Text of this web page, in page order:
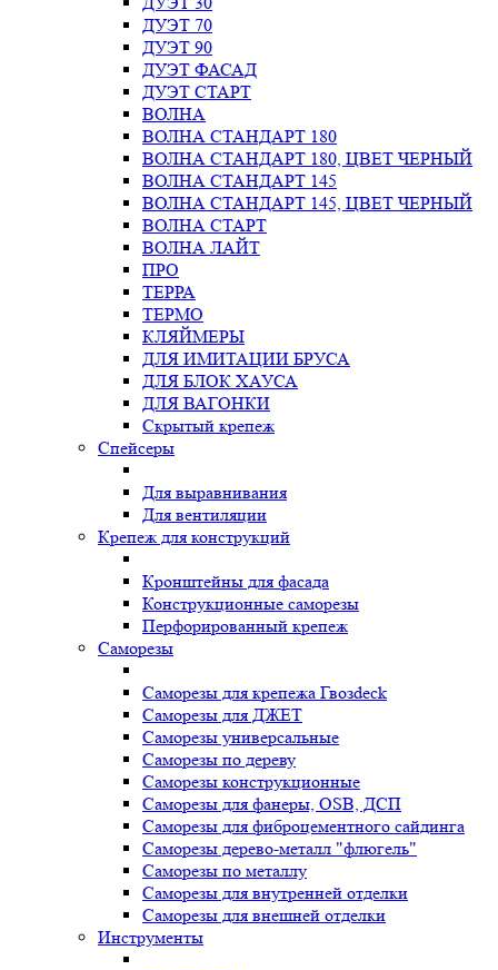
ДУЭТ 70
ДУЭТ 90
ДУЭТ ФАСАД
ДУЭТ СТАРТ
ВОЛНА
ВОЛНА СТАНДАРТ 180
ВОЛНА СТАНДАРТ 180, ЦВЕТ ЧЕРНЫЙ
ВОЛНА СТАНДАРТ 145
ВОЛНА СТАНДАРТ 145, ЦВЕТ ЧЕРНЫЙ
ВОЛНА СТАРТ
ВОЛНА ЛАЙТ
ПРО
ТЕРРА
ТЕРМО
КЛЯЙМЕРЫ
ДЛЯ ИМИТАЦИИ БРУСА
ДЛЯ БЛОК ХАУСА
ДЛЯ ВАГОНКИ
Скрытый крепеж
Спейсеры
Для выравнивания
Для вентиляции
Крепеж для конструкций
Кронштейны для фасада
Конструкционные саморезы
Перфорированный крепеж
Саморезы
Саморезы для крепежа Гвозdeck
Саморезы для ДЖЕТ
Саморезы универсальные
Саморезы по дереву
Саморезы конструкционные
Cаморезы для фанеры, OSB, ДСП
Саморезы для фиброцементного сайдинга
Саморезы дерево-металл "флюгель"
Саморезы по металлу
Саморезы для внутренней отделки
Саморезы для внешней отделки
Инструменты